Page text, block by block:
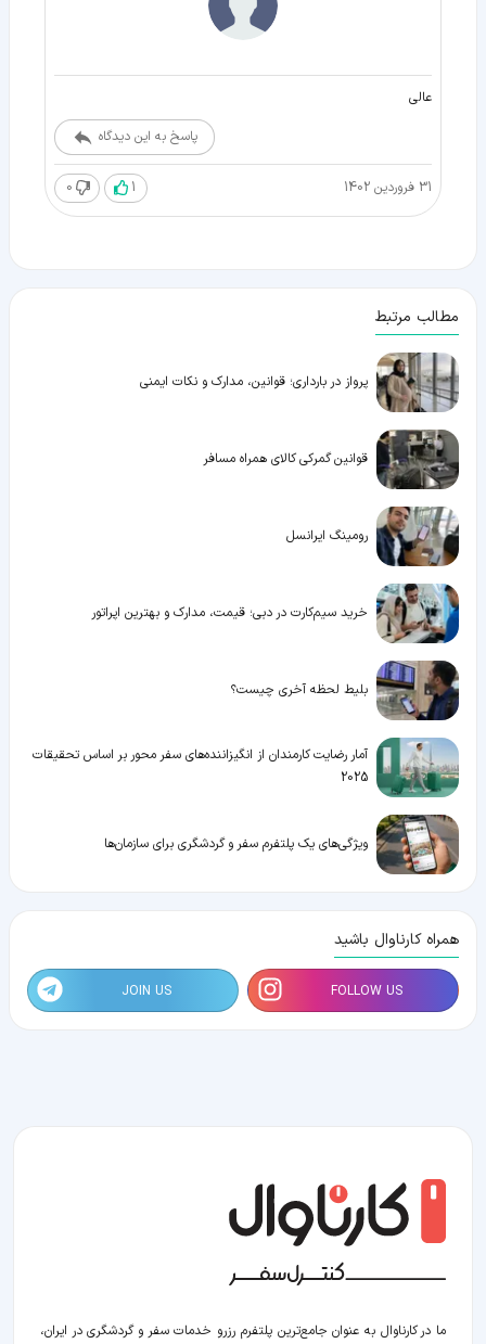
عالی
پاسخ به این دیدگاه
31 فروردین 1402 1
0
مطالب مرتبط
پرواز در بارداری؛ قوانین، مدارک و نکات ایمنی
قوانین گمرکی کالای همراه مسافر
رومینگ ایرانسل
خرید سیم‌کارت در دبی؛ قیمت، مدارک و بهترین اپراتور
بلیط لحظه آخری چیست؟
آمار رضایت کارمندان از انگیزاننده‌های سفر محور بر اساس تحقیقات
2025
ویژگی‌های یک پلتفرم سفر و گردشگری برای سازمان‌ها
همراه کارناوال باشید
FOLLOW US
JOIN US
ما در کارناوال به عنوان جامع‌ترین پلتفرم رزرو خدمات سفر و گردشگری در ایران،